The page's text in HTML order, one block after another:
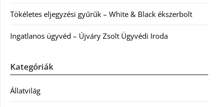
Tökéletes eljegyzési gyűrűk – White & Black ékszerbolt
Ingatlanos ügyvéd – Újváry Zsolt Ügyvédi Iroda
Kategóriák
Állatvilág